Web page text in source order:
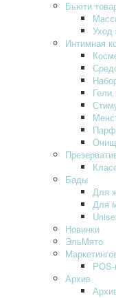
Бьюти
Уход
Интимная
Бады
Для
Для
Новинки
ЭльМято
Архив